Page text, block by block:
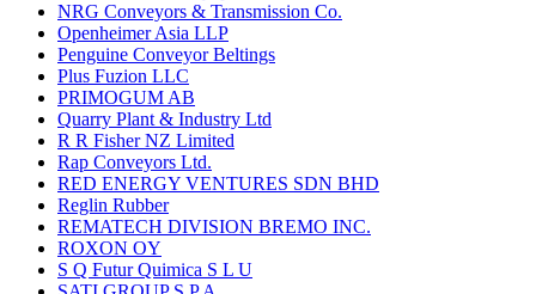
NRG Conveyors & Transmission Co.
Openheimer Asia LLP
Penguine Conveyor Beltings
Plus Fuzion LLC
PRIMOGUM AB
Quarry Plant & Industry Ltd
R R Fisher NZ Limited
Rap Conveyors Ltd.
RED ENERGY VENTURES SDN BHD
Reglin Rubber
REMATECH DIVISION BREMO INC.
ROXON OY
S Q Futur Quimica S L U